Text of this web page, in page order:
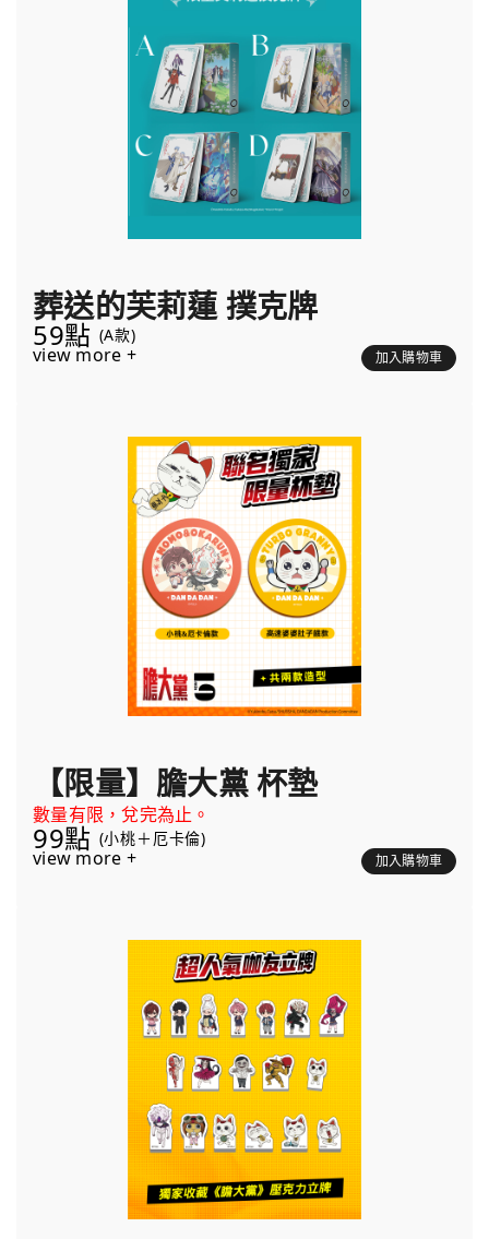
葬送的芙莉蓮 撲克牌
59點 (A款)
view more + 加入購物車
【限量】膽大黨 杯墊
數量有限，兌完為止。
99點 (小桃＋厄卡倫)
view more + 加入購物車